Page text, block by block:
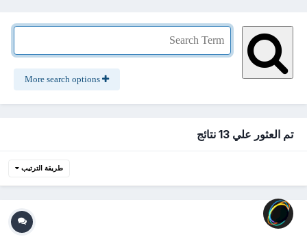
تم العثور علي 13 نتائج
طريقة الترتيب